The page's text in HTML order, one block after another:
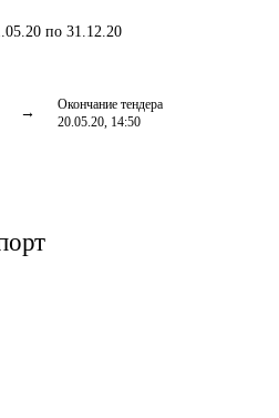
по 31.12.20
Окончание тендера
20.05.20, 14:50